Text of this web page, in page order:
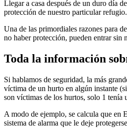
Llegar a casa después de un duro día
protección de nuestro particular refugio.
Una de las primordiales razones para
no haber protección, pueden entrar sin
Toda la información
Si hablamos de seguridad, la más
víctima de un hurto en algún instante
son víctimas de los hurtos, solo 1 tenía
A modo de ejemplo, se calcula que en
sistema de alarma que le deje